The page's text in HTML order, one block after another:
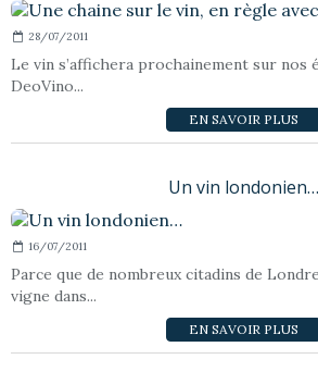
28/07/2011
Le vin s’affichera prochainement sur nos
DeoVino...
EN SAVOIR PLUS
Un vin londonien…
16/07/2011
Parce que de nombreux citadins de
vigne dans...
EN SAVOIR PLUS